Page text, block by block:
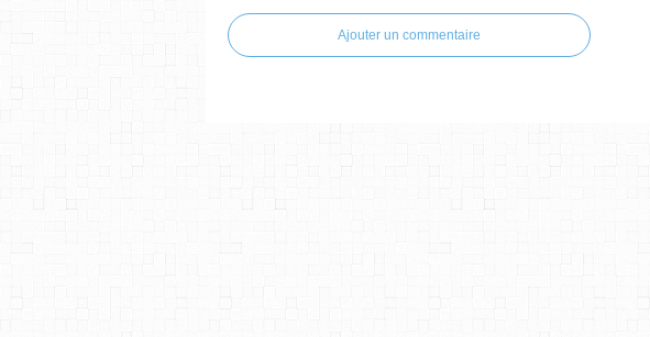
Ajouter un commentaire